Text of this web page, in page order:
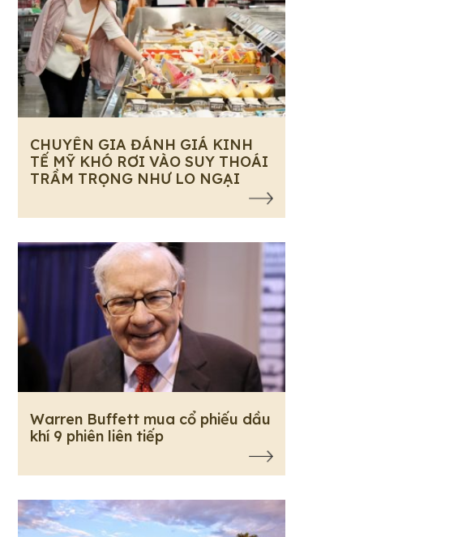
CHUYÊN GIA ĐÁNH GIÁ KINH
TẾ MỸ KHÓ RƠI VÀO SUY THOÁI
TRẦM TRỌNG NHƯ LO NGẠI
Warren Buffett mua cổ phiếu dầu
khí 9 phiên liên tiếp